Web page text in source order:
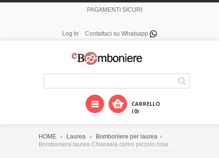
PAGAMENTI SICURI
Log In Contattaci su Whatsapp
CARRELLO
(0)
HOME Laurea
Bomboniere per laurea
Bomboniera laurea Chiaraela corno piccolo rosa